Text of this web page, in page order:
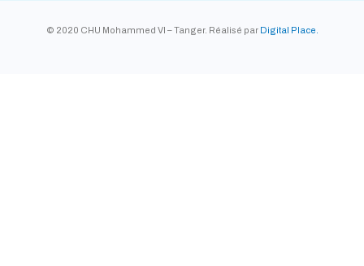
© 2020 CHU Mohammed VI – Tanger. Réalisé par Digital Place.